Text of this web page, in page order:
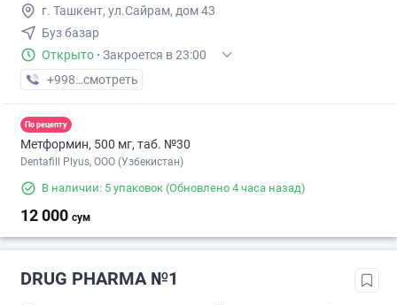
г. Ташкент, ул.Сайрам, дом 43
Буз базар
Открыто · Закроется в 23:00
+998 (55) XXX-XX-XX
смотреть
По рецепту
Метформин, 500 мг, таб. №30
Dentafill Plyus, ООО (Узбекистан)
В наличии: 5 упаковок (Обновлено 4 часа назад)
12 000 сум
DRUG PHARMA №1